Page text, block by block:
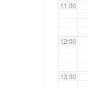
11:00
12:00
13:00